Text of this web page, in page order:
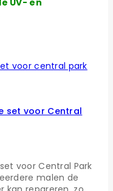
set voor Central
voor Central Park
malen de